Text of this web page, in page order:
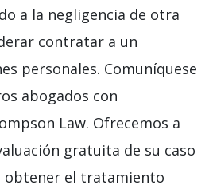
a la negligencia de otra
contratar a un
personales. Comuníquese
abogados con
Law. Ofrecemos a
gratuita de su caso
obtener el tratamiento